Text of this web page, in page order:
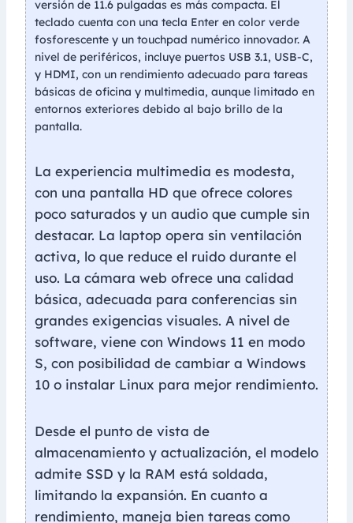
versión de 11.6 pulgadas es más compacta. El
teclado cuenta con una tecla Enter en color verde
fosforescente y un touchpad numérico innovador. A
nivel de periféricos, incluye puertos USB 3.1, USB-C,
y HDMI, con un rendimiento adecuado para tareas
básicas de oficina y multimedia, aunque limitado en
entornos exteriores debido al bajo brillo de la
pantalla.
La experiencia multimedia es modesta,
con una pantalla HD que ofrece colores
poco saturados y un audio que cumple sin
destacar. La laptop opera sin ventilación
activa, lo que reduce el ruido durante el
uso. La cámara web ofrece una calidad
básica, adecuada para conferencias sin
grandes exigencias visuales. A nivel de
software, viene con Windows 11 en modo
S, con posibilidad de cambiar a Windows
10 o instalar Linux para mejor rendimiento.
Desde el punto de vista de
almacenamiento y actualización, el modelo
admite SSD y la RAM está soldada,
limitando la expansión. En cuanto a
rendimiento, maneja bien tareas como